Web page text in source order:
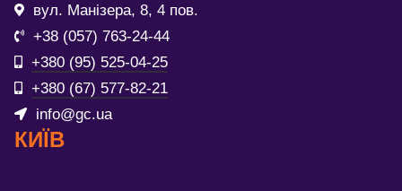
вул. Манізера, 8, 4 пов.
+38 (057) 763-24-44
+380 (95) 525-04-25
+380 (67) 577-82-21
info@gc.ua
КИЇВ